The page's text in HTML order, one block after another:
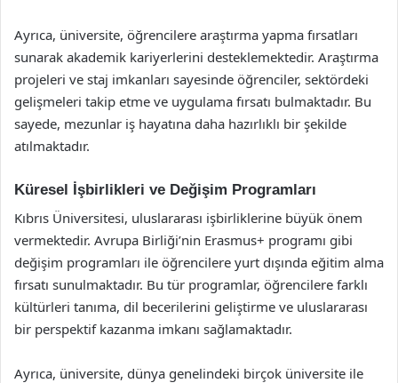
Ayrıca, üniversite, öğrencilere araştırma yapma fırsatları
sunarak akademik kariyerlerini desteklemektedir. Araştırma
projeleri ve staj imkanları sayesinde öğrenciler, sektördeki
gelişmeleri takip etme ve uygulama fırsatı bulmaktadır. Bu
sayede, mezunlar iş hayatına daha hazırlıklı bir şekilde
atılmaktadır.
Küresel İşbirlikleri ve Değişim Programları
Kıbrıs Üniversitesi, uluslararası işbirliklerine büyük önem
vermektedir. Avrupa Birliği’nin Erasmus+ programı gibi
değişim programları ile öğrencilere yurt dışında eğitim alma
fırsatı sunulmaktadır. Bu tür programlar, öğrencilere farklı
kültürleri tanıma, dil becerilerini geliştirme ve uluslararası
bir perspektif kazanma imkanı sağlamaktadır.
Ayrıca, üniversite, dünya genelindeki birçok üniversite ile